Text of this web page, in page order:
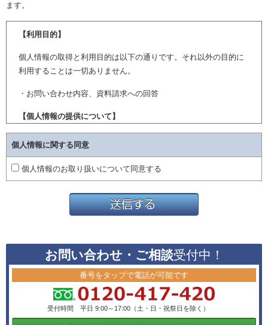
ます。
【利用目的】
個人情報の取得と利用目的は以下の通りです。それ以外の目的に
利用することは一切ありません。
・お問い合わせ内容、資料請求への回答
【個人情報の提供について】
個人情報をご本人の同意を得ず第三者に開示・提供することはい
【個人情報の取扱いに関する委託契約について】
業務処理の過程で、個人情報取扱いの一部を委託先に委託するこ
とがあります。
適正な個人情報の取扱いを維持することに努めてまいります。
【個人情報集項目の任意性について】
必要な項目にご提供いただけない場合、迅速な対応ができず、ご
利用目的に沿えない場合がございますのでご了承ください。
個人情報に関する同意
個人情報のお取り扱いについて同意する
お問い合わせ・ご相談受付中！
番号をタップで電話が可能です
受付時間 平日 9:00～17:00（土・日・祝祭日を除く）